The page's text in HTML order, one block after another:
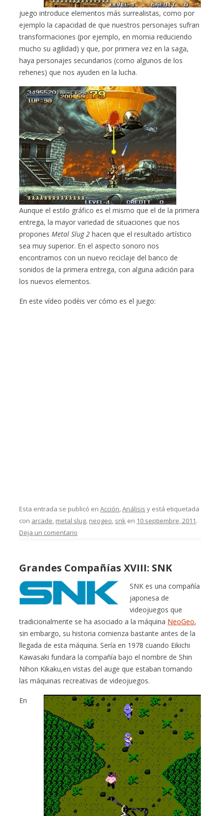
juego introduce elementos más surrealistas, como por
ejemplo la capacidad de que nuestros personajes sufran
transformaciones (por ejemplo, en momia reduciendo
mucho su agilidad) y que, por primera vez en la saga,
haya personajes secundarios (como algunos de los
rehenes) que nos ayuden en la lucha.
Aunque el estilo gráfico es el mismo que el de la primera
entrega, la mayor variedad de situaciones que nos
proponesMetal Slug 2 hacen que el resultado artístico
sea muy superior. En el aspecto sonoro nos
encontramos con un nuevo reciclaje del banco de
sonidos de la primera entrega, con alguna adición para
los nuevos elementos.
En este vídeo podéis ver cómo es el juego:
Esta entrada se publicó enAcción,Análisis y está etiquetada
con arcade, metal slug, neogeo, snk en 10 septiembre, 2011.
Deja un comentario
Grandes Compañías XVIII: SNK
SNK es una compañía
japonesa de
videojuegos que
tradicionalmente se ha asociado a la máquina NeoGeo,
sin embargo, su historia comienza bastante antes de la
llegada de esta máquina. Sería en 1978 cuando Eikichi
Kawasaki fundara la compañía bajo el nombre de Shin
Nihon Kikaku,en vistas del auge que estaban tomando
las máquinas recreativas de videojuegos.
En